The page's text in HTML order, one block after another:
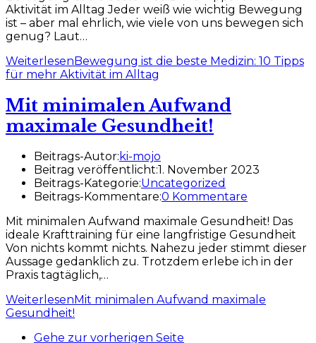
Aktivität im Alltag Jeder weiß wie wichtig Bewegung
ist – aber mal ehrlich, wie viele von uns bewegen sich
genug? Laut…
WeiterlesenBewegung ist die beste Medizin: 10 Tipps
für mehr Aktivität im Alltag
Mit minimalen Aufwand
maximale Gesundheit!
Beitrags-Autor: ki-mojo
Beitrag veröffentlicht:1. November 2023
Beitrags-Kategorie:Uncategorized
Beitrags-Kommentare:0 Kommentare
Mit minimalen Aufwand maximale Gesundheit! Das
ideale Krafttraining für eine langfristige Gesundheit
Von nichts kommt nichts. Nahezu jeder stimmt dieser
Aussage gedanklich zu. Trotzdem erlebe ich in der
Praxis tagtäglich,…
Weiterlesen Mit minimalen Aufwand maximale
Gesundheit!
Gehe zur vorherigen Seite